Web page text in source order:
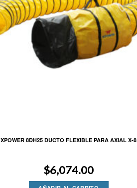
XPOWER 8DH25 DUCTO FLEXIBLE PARA AXIAL X-8
$6,074.00